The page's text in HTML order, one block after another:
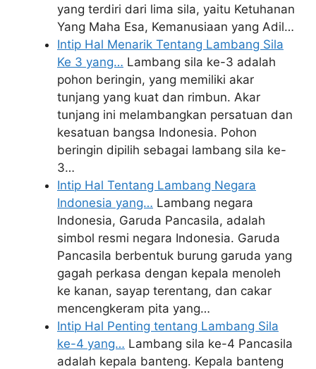
yang terdiri dari lima sila, yaitu Ketuhanan
Yang Maha Esa, Kemanusiaan yang Adil…
Intip Hal Menarik Tentang Lambang Sila
Ke 3 yang… Lambang sila ke-3 adalah
pohon beringin, yang memiliki akar
tunjang yang kuat dan rimbun. Akar
tunjang ini melambangkan persatuan dan
kesatuan bangsa Indonesia. Pohon
beringin dipilih sebagai lambang sila ke-
3…
Intip Hal Tentang Lambang Negara
Indonesia yang… Lambang negara
Indonesia, Garuda Pancasila, adalah
simbol resmi negara Indonesia. Garuda
Pancasila berbentuk burung garuda yang
gagah perkasa dengan kepala menoleh
ke kanan, sayap terentang, dan cakar
mencengkeram pita yang…
Intip Hal Penting tentang Lambang Sila
ke-4 yang… Lambang sila ke-4 Pancasila
adalah kepala banteng. Kepala banteng